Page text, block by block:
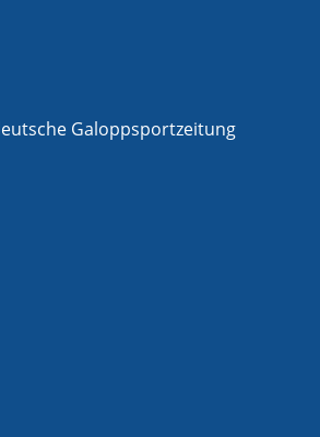
Galoppsportzeitung